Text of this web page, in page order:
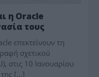
η Oracle
τους
επεκτείνουν τη
σχετικού
στις 10 Ιανουαρίου
της […]